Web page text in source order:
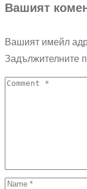
Вашият
Вашият имейл
Задължителните